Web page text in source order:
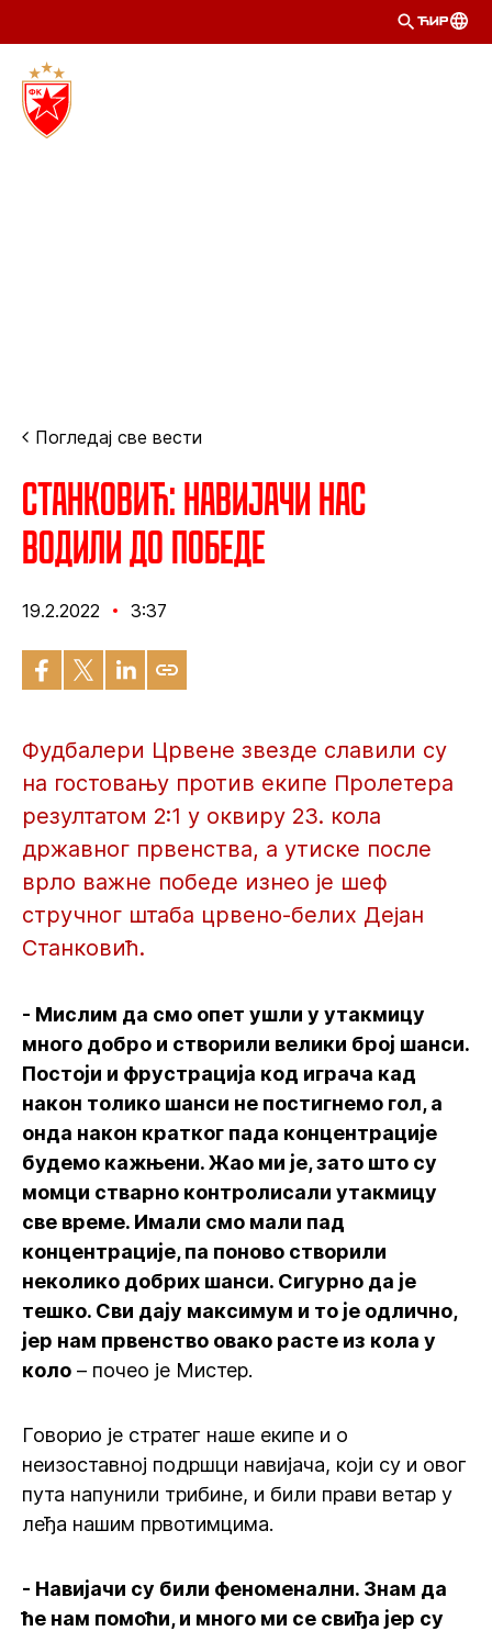
ЋИР
Погледај све вести
Станковић: Навијачи нас
водили до победе
19.2.2022 3:37
Фудбалери Црвене звезде славили су
на гостовању против екипе Пролетера
резултатом 2:1 у оквиру 23. кола
државног првенства, а утиске после
врло важне победе изнео је шеф
стручног штаба црвено-белих Дејан
Станковић.
- Мислим да смо опет ушли у утакмицу
много добро и створили велики број шанси.
Постоји и фрустрација код играча кад
након толико шанси не постигнемо гол, а
онда након кратког пада концентрације
будемо кажњени. Жао ми је, зато што су
момци стварно контролисали утакмицу
све време. Имали смо мали пад
концентрације, па поново створили
неколико добрих шанси. Сигурно да је
тешко. Сви дају максимум и то је одлично,
јер нам првенство овако расте из кола у
коло – почео је Мистер.
Говорио је стратег наше екипе и о
неизоставној подршци навијача, који су и овог
пута напунили трибине, и били прави ветар у
леђа нашим првотимцима.
- Навијачи су били феноменални. Знам да
ће нам помоћи, и много ми се свиђа јер су